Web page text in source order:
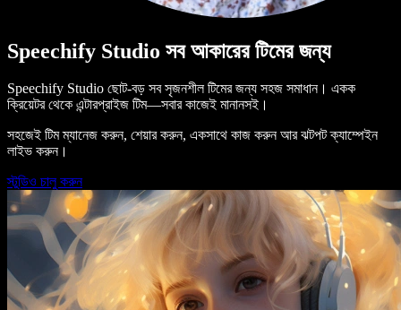
Speechify Studio সব আকারের টিমের জন্য
Speechify Studio ছোট-বড় সব সৃজনশীল টিমের জন্য সহজ সমাধান। একক
ক্রিয়েটর থেকে এন্টারপ্রাইজ টিম—সবার কাজেই মানানসই।
সহজেই টিম ম্যানেজ করুন, শেয়ার করুন, একসাথে কাজ করুন আর ঝটপট ক্যাম্পেইন
লাইভ করুন।
স্টুডিও চালু করুন